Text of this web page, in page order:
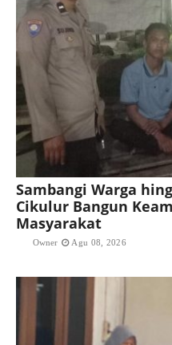
Sambangi Warga
Cikulur Bangun
Masyarakat
Owner Agu 08, 2026